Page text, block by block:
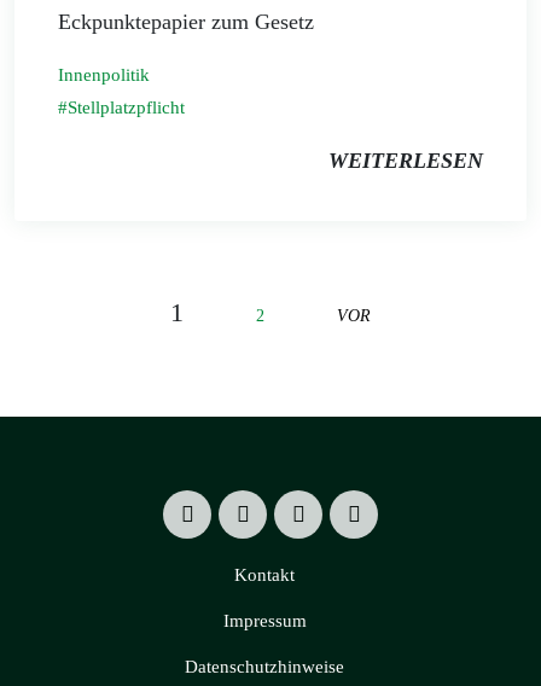
Eckpunktepapier zum Gesetz
Innenpolitik
Stellplatzpflicht
WEITERLESEN
1 2 VOR
Kontakt
Impressum
Datenschutzhinweise